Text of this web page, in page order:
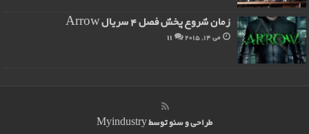
زمان شروع پخش فصل 4 سریال Arrow
می 14, 2015 11
طراحی و سئو توسطMyindustry